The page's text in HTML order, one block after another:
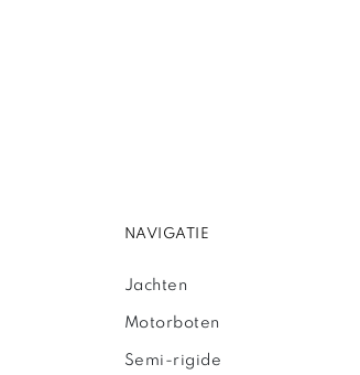
NAVIGATIE
Jachten
Motorboten
Semi-rigide